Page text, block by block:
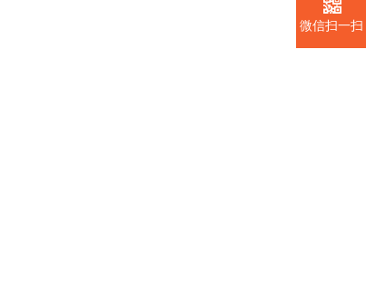
微信扫一扫